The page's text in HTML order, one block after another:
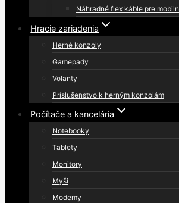
Náhradné flex káble pre
Hracie zariadenia
Herné konzoly
Gamepady
Volanty
Príslušenstvo k herným konzolám
Počítače a kancelária
Notebooky
Tablety
Monitory
Myši
Modemy